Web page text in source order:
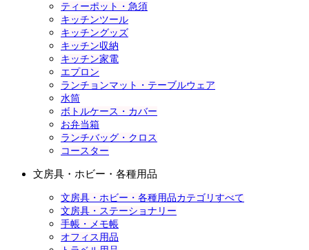
ティーポット・急須
キッチンツール
キッチングッズ
キッチン収納
キッチン家電
エプロン
ランチョンマット・テーブルウェア
水筒
ボトルケース・カバー
お弁当箱
ランチバッグ・クロス
コースター
文房具・ホビー・各種用品
文房具・ホビー・各種用品カテゴリすべて
文房具・ステーショナリー
手帳・メモ帳
オフィス用品